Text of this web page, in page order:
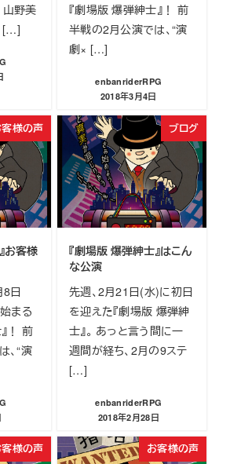
野美
[…]
『劇場版 爆弾紳士』！ 前
半戦の2月公演では、“演
劇× […]
enbanriderRPG
投稿日
2018年3月4日
客様の声
お客様
8日
まる
！ 前
、“演
ブログ
『劇場版 爆弾紳士』はこん
な公演
先週、2月21日(水)に初日
を迎えた『劇場版 爆弾紳
士』。 あっと言う間に一
週間が経ち、2月の9ステ
[…]
enbanriderRPG
投稿日
2018年2月28日
客様の声 お客様の声